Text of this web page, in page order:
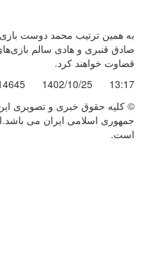
به همین ترتیب محمد دوست بازی
صادق قنبری و هادی سالم
قضاوت خواهند کرد.
13:17
1402/10/25
© کليه حقوق خبری و تصويری
جمهوری اسلامی ایران می
است.